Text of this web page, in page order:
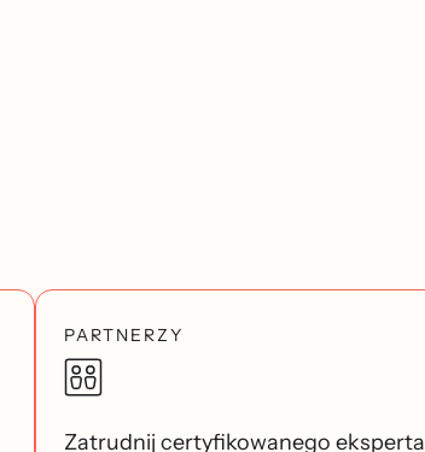
PARTNERZY
Zatrudnij certyfikowanego eksperta